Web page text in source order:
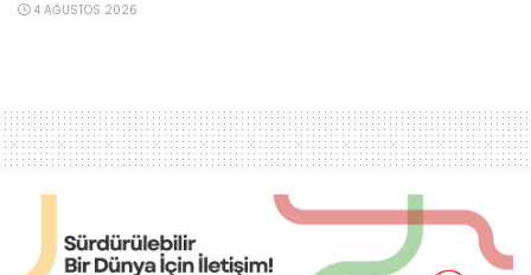
4 AĞUSTOS 2026